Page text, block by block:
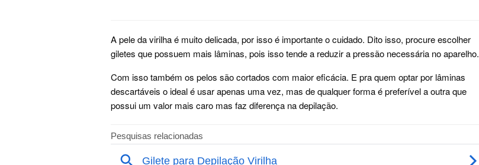
A pele da virilha é muito delicada, por isso é importante o cuidado. Dito isso, procure escolher
giletes que possuem mais lâminas, pois isso tende a reduzir a pressão necessária no aparelho.
Com isso também os pelos são cortados com maior eficácia. E pra quem optar por lâminas
descartáveis o ideal é usar apenas uma vez, mas de qualquer forma é preferível a outra que
possui um valor mais caro mas faz diferença na depilação.